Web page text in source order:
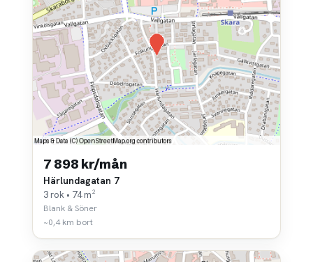
7 898 kr/mån
Härlundagatan 7
3 rok • 74 m²
Blank & Söner
~0,4 km bort